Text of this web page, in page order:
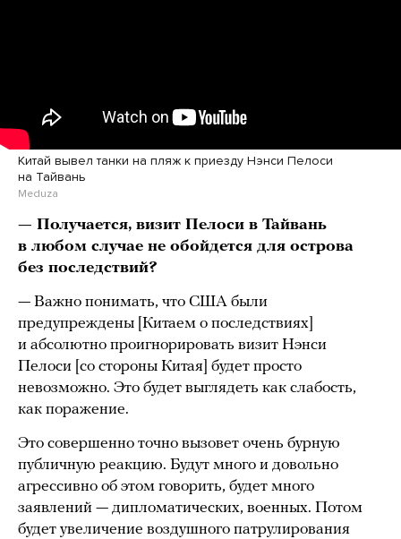
Китай вывел танки на пляж к приезду Нэнси Пелоси
на Тайвань
Meduza
— Получается, визит Пелоси в Тайвань
в любом случае не обойдется для острова
без последствий?
— Важно понимать, что США были
предупреждены [Китаем о последствиях]
и абсолютно проигнорировать визит Нэнси
Пелоси [со стороны Китая] будет просто
невозможно. Это будет выглядеть как слабость,
как поражение.
Это совершенно точно вызовет очень бурную
публичную реакцию. Будут много и довольно
агрессивно об этом говорить, будет много
заявлений — дипломатических, военных. Потом
будет увеличение воздушного патрулирования